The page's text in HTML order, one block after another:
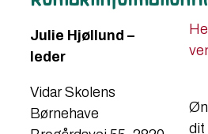
Julie Hjøllund –
leder
Vidar Skolens
Børnehave
dit